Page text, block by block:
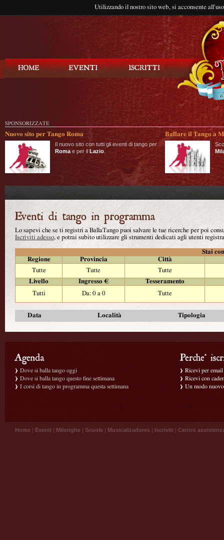
Utilizzando il nostro sito web, si acconsente
SPONSORIZZATE
Nuovo sito per Tango Roma
Il nuovo sito con tutti gli eventi di tango per
Roma e per il Lazio
Ballare il Tango a
Lo sapevi che se ti registri a BallaTango puoi salvare le tue ricerche per poi
Iscriviti adesso, e potrai subito utilizzare gli strumenti dedicati agli utenti
Stai
Regione
Provincia
Città
Tutte
Tutte
Tutte
Livello
Ingresso €
Tesseramento
Tutti
Da: 0 a 0 Tutte
Data Località Tipologia
Dove si balla tango oggi
Dove si balla tango questo fine settimana
I corsi di tango in programma questa settimana
Ricevi per
Ricevi con
Un modo
Home | Eventi | Milonghe | Scuole | Musicalizadores | Iscriviti | Centro